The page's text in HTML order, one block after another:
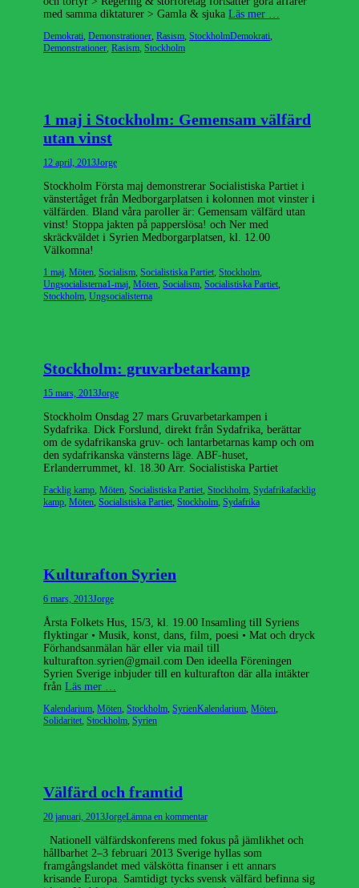
med samma diktaturer > Gamla & sjuka Läs mer …
Kategorier
Demokrati, Demonstrationer, Rasism, StockholmEtiketter
Demokrati,
Demonstrationer, Rasism, Stockholm
1 maj i Stockholm: Gemensam välfärd
utan vinst
Publicerad
12 april, 2013Författare
Jorge
Stockholm Första maj demonstrerar Socialistiska Partiet i
vänstertåget från Medborgarplatsen i kolonnen mot vinster i
välfärden. Bland våra paroller är: Gemensam välfärd utan
vinst! Stoppa jakten på papperslösa! och Ner med
skräckväldet i Syrien Medborgarplatsen, kl. 12.00
Välkomna!
Kategorier
1 maj, Möten, Socialism, Socialistiska Partiet, Stockholm,
UngsocialisternaEtiketter
1-maj, Möten, Socialism, Socialistiska Partiet,
Stockholm, Ungsocialisterna
Stockholm: gruvarbetarkamp
Publicerad
15 mars, 2013Författare
Jorge
Stockholm Onsdag 27 mars Gruvarbetarkampen i
Sydafrika. Dick Forslund, direkt från Sydafrika, berättar
om de sydafrikanska gruv- och lantarbetarnas kamp och om
den sydafrikanska vänsterns läge. ABF-huset,
Erlanderrummet, kl. 18.30 Arr. Socialistiska Partiet
Kategorier
Facklig kamp, Möten, Socialistiska Partiet, Stockholm, SydafrikaEtiketter
facklig
kamp, Möten, Socialistiska Partiet, Stockholm, Sydafrika
Kulturafton Syrien
Publicerad
6 mars, 2013Författare
Jorge
Årsta Folkets Hus, 15/3, kl. 19.00 Insamling till Syriens
flyktingar • Musik, konst, dans, film, poesi • Mat och dryck
Förhandsanmälan här eller via mail till
kulturafton.syrien@gmail.com Den ideella Föreningen
Syrien Sverige inbjuder till en kulturafton där alla intäkter
från Läs mer …
Kategorier
Kalendarium Möten Stockholm SyrienEtiketter
Kalendarium Möten
Solidaritet Stockholm Syrien
Välfärd och framtid
Publicerad
20 januari, 2013Författare
JorgeLämna en kommentar
Nationell välfärdskonferens med fokus på jämlikhet och
hållbarhet 2–3 februari 2013 Sverige hyllas som
framgångslandet med välskötta finanser i ett annars
krisande Europa. Samtidigt tycks svensk välfärd befinna sig